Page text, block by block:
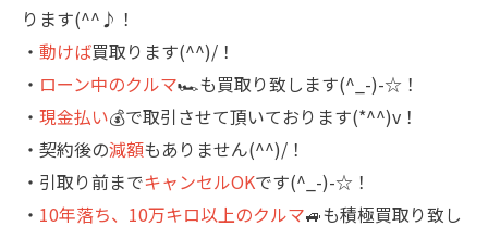
ります(^^♪！
・ 動けば買取ります(^^)/！
・ ローン中のクルマ🏎も買取り致します(^_-)-☆！
・ 現金払い💰で取引させて頂いております(*^^)v！
・契約後の減額もありません(^^)/！
・引取り前までキャンセルOKです(^_-)-☆！
・ 10年落ち、10万キロ以上のクルマ🚙も積極買取り致し